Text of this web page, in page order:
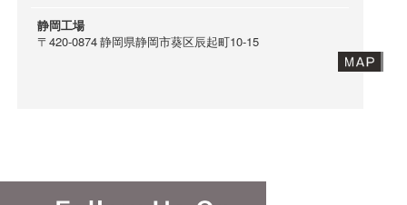
静岡工場
〒420-0874静岡県静岡市葵区辰起町10-15